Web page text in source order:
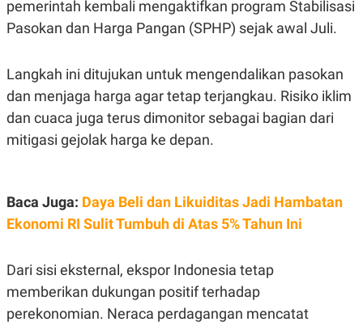
S
T
T
A
A
E
K
O
T
L
I
S
K
O
N
T
P
R
E
S
pemerintah kembali mengaktifkan program Stabilisasi
Pasokan dan Harga Pangan (SPHP) sejak awal Juli.
Langkah ini ditujukan untuk mengendalikan pasokan
dan menjaga harga agar tetap terjangkau. Risiko iklim
dan cuaca juga terus dimonitor sebagai bagian dari
mitigasi gejolak harga ke depan.
Baca Juga: Daya Beli dan Likuiditas Jadi Hambatan
Ekonomi RI Sulit Tumbuh di Atas 5% Tahun Ini
Dari sisi eksternal, ekspor Indonesia tetap
memberikan dukungan positif terhadap
perekonomian. Neraca perdagangan mencatat